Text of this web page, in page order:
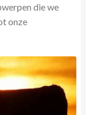
die we
onze